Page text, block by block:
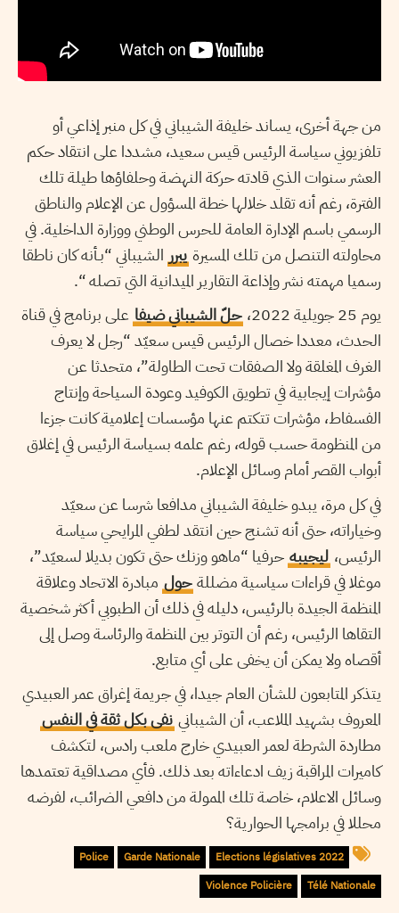
من جهة أخرى، يساند خليفة الشيباني في كل منبر إذاعي أو
تلفزيوني سياسة الرئيس قيس سعيد، مشددا على انتقاد حكم
العشر سنوات الذي قادته حركة النهضة وحلفاؤها طيلة تلك
الفترة، رغم أنه تقلد خلالها خطة المسؤول عن الإعلام والناطق
الرسمي باسم الإدارة العامة للحرس الوطني ووزارة الداخلية. في
محاولته التنصل من تلك المسيرة يبرر الشيباني “بـأنه كان ناطقا
رسميا مهمته نشر وإذاعة التقارير الميدانية التي تصله “.
يوم 25 جويلية 2022،
حلّ الشيباني ضيفا على برنامج في قناة
الحدث، معددا خصال الرئيس قيس سعيّد “رجل لا يعرف
الغرف المغلقة ولا الصفقات تحت الطاولة”، متحدثا عن
مؤشرات إيجابية في تطويق الكوفيد وعودة السياحة وإنتاج
الفسفاط، مؤشرات تتكتم عنها مؤسسات إعلامية كانت جزءا
من المنظومة حسب قوله، رغم علمه بسياسة الرئيس في إغلاق
أبواب القصر أمام وسائل الإعلام.
في كل مرة، يبدو خليفة الشيباني مدافعا شرسا عن سعيّد
وخياراته، حتى أنه تشنج حين انتقد لطفي المرايحي سياسة
الرئيس، ليجيبه حرفيا “ماهو وزنك حتى تكون بديلا لسعيّد”،
موغلا في قراءات سياسية مضللة حول مبادرة الاتحاد وعلاقة
المنظمة الجيدة بالرئيس، دليله في ذلك أن الطبوبي أكثر شخصية
التقاها الرئيس، رغم أن التوتر بين المنظمة والرئاسة وصل إلى
أقصاه ولا يمكن أن يخفى على أي متابع.
يتذكر المتابعون للشأن العام جيدا، في جريمة إغراق عمر العبيدي
المعروف بشهيد الملاعب، أن الشيباني نفى بكل ثقة في النفس
مطاردة الشرطة لعمر العبيدي خارج ملعب رادس، لتكشف
كاميرات المراقبة زيف ادعاءاته بعد ذلك. فأي مصداقية تعتمدها
وسائل الاعلام، خاصة تلك الممولة من دافعي الضرائب، لفرضه
محللا في برامجها الحوارية؟
Elections législatives 2022
Garde Nationale
Police
Télé Nationale
Violence Policière